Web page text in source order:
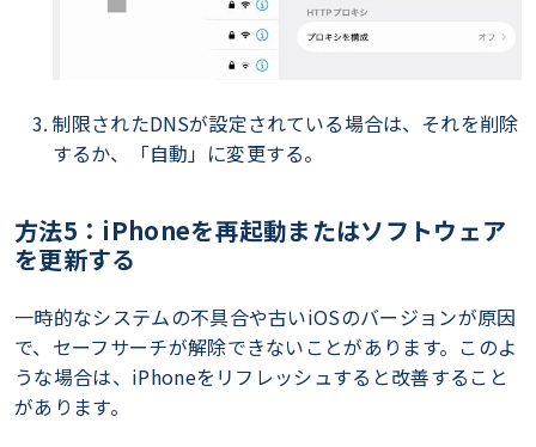
制限されたDNSが設定されている場合は、それを削除
するか、「自動」に変更する。
方法5：iPhoneを再起動またはソフトウェア
を更新する
一時的なシステムの不具合や古いiOSのバージョンが原因
で、セーフサーチが解除できないことがあります。このよ
うな場合は、iPhoneをリフレッシュすると改善すること
があります。